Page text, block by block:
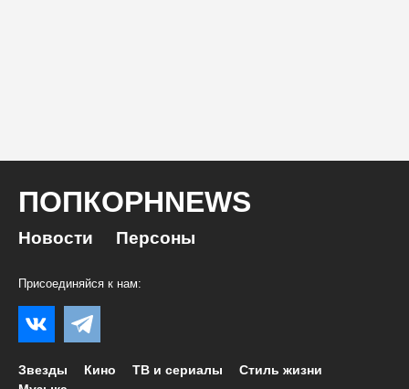
ПОПКОРНNEWS
Новости Персоны
Присоединяйся к нам:
Звезды Кино ТВ и сериалы
Стиль жизни